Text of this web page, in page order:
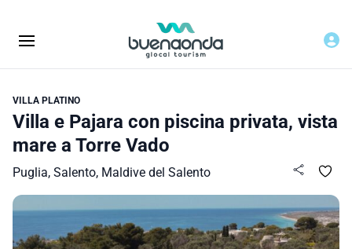
VILLA PLATINO
Villa e Pajara con piscina privata, vista
mare a Torre Vado
Puglia, Salento, Maldive del Salento